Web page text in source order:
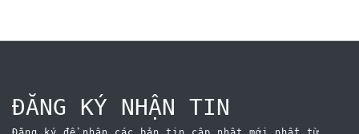
ĐĂNG KÝ NHẬN TIN